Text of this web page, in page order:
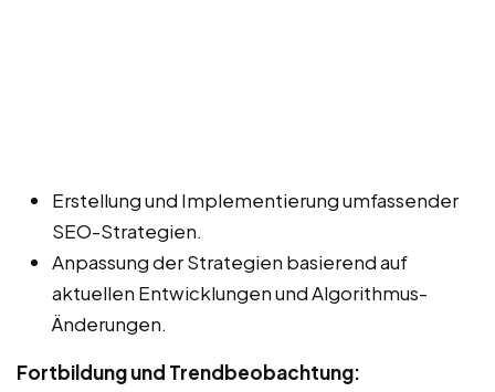
Erstellung und Implementierung umfassender
SEO-Strategien.
Anpassung der Strategien basierend auf
aktuellen Entwicklungen und Algorithmus-
Änderungen.
Fortbildung und Trendbeobachtung: